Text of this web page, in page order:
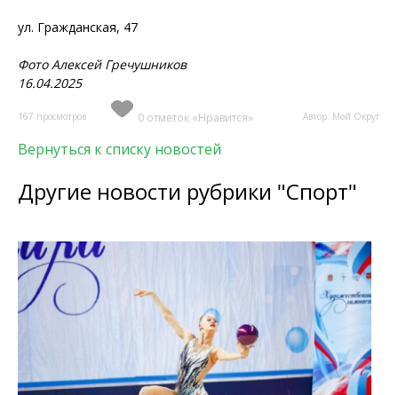
ул. Гражданская, 47
Фото Алексей Гречушников
16.04.2025
167 просмотров 0 отметок «Нравится» Автор: Мой Округ
Вернуться к списку новостей
Другие новости рубрики "Спорт"